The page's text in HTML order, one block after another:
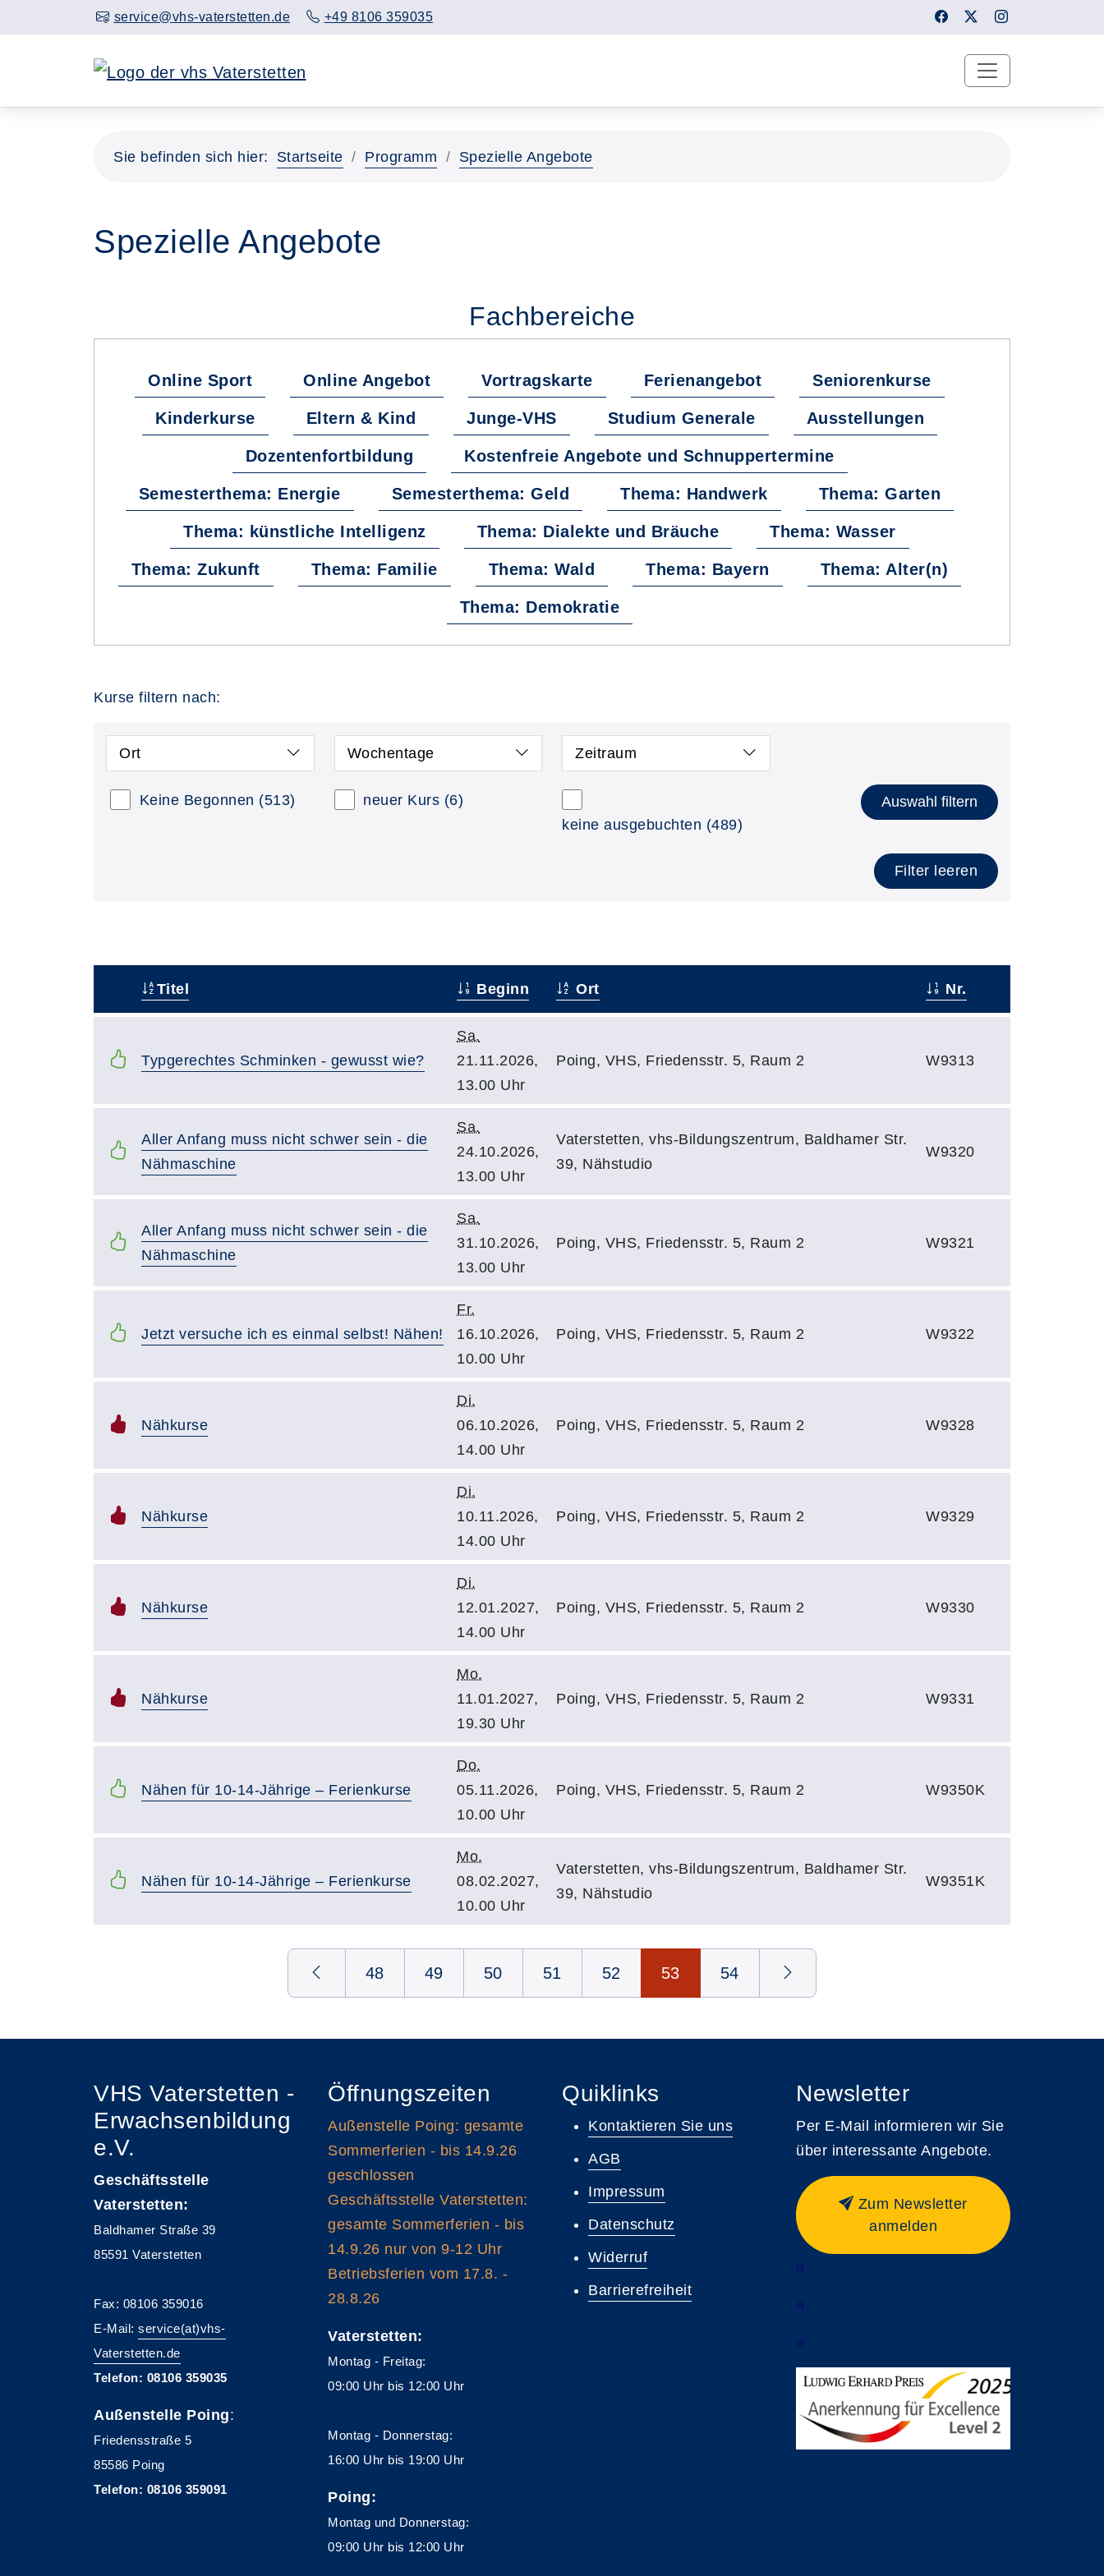
service@vhs-vaterstetten.de +49 8106 359035
Sie befinden sich hier: Startseite Programm Spezielle Angebote
Spezielle Angebote
Fachbereiche
Online Sport Online Angebot Vortragskarte Ferienangebot Seniorenkurse
Kinderkurse Eltern & Kind Junge-VHS Studium Generale Ausstellungen
Dozentenfortbildung Kostenfreie Angebote und Schnuppertermine
Semesterthema: Energie Semesterthema: Geld Thema: Handwerk Thema: Garten
Thema: künstliche Intelligenz Thema: Dialekte und Bräuche Thema: Wasser
Thema: Zukunft Thema: Familie Thema: Wald Thema: Bayern Thema: Alter(n)
Thema: Demokratie
Kurse filtern nach:
Ort Wochentage Zeitraum
Keine Begonnen (513) neuer Kurs (6)
keine ausgebuchten (489)
Auswahl filtern
Filter leeren
Titel Beginn Ort Nr.
Typgerechtes Schminken - gewusst wie?
Sa.
21.11.2026,
13.00 Uhr
Poing, VHS, Friedensstr. 5, Raum 2 W9313
Aller Anfang muss nicht schwer sein - die
Nähmaschine
Sa.
24.10.2026,
13.00 Uhr
Vaterstetten, vhs-Bildungszentrum, Baldhamer Str.
39, Nähstudio
W9320
Aller Anfang muss nicht schwer sein - die
Nähmaschine
Sa.
31.10.2026,
13.00 Uhr
Poing, VHS, Friedensstr. 5, Raum 2 W9321
Jetzt versuche ich es einmal selbst! Nähen!
Fr.
16.10.2026,
10.00 Uhr
Poing, VHS, Friedensstr. 5, Raum 2 W9322
Nähkurse
Di.
06.10.2026,
14.00 Uhr
Poing, VHS, Friedensstr. 5, Raum 2 W9328
Nähkurse
Di.
10.11.2026,
14.00 Uhr
Poing, VHS, Friedensstr. 5, Raum 2 W9329
Nähkurse
Di.
12.01.2027,
14.00 Uhr
Poing, VHS, Friedensstr. 5, Raum 2 W9330
Nähkurse
Mo.
11.01.2027,
19.30 Uhr
Poing, VHS, Friedensstr. 5, Raum 2 W9331
Nähen für 10-14-Jährige – Ferienkurse
Do.
05.11.2026,
10.00 Uhr
Poing, VHS, Friedensstr. 5, Raum 2 W9350K
Nähen für 10-14-Jährige – Ferienkurse
Mo.
08.02.2027,
10.00 Uhr
Vaterstetten, vhs-Bildungszentrum, Baldhamer Str.
39, Nähstudio
W9351K
48 49 50 51 52 53 54
VHS Vaterstetten -
Erwachsenbildung
e.V.
Geschäftsstelle
Vaterstetten:
Baldhamer Straße 39
85591 Vaterstetten
Fax: 08106 359016
E-Mail: service(at)vhs-
Vaterstetten.de
Telefon: 08106 359035
Außenstelle Poing:
Friedensstraße 5
85586 Poing
Telefon: 08106 359091
Öffnungszeiten
Außenstelle Poing: gesamte
Sommerferien - bis 14.9.26
geschlossen
Geschäftsstelle Vaterstetten:
gesamte Sommerferien - bis
14.9.26 nur von 9-12 Uhr
Betriebsferien vom 17.8. -
28.8.26
Vaterstetten:
Montag - Freitag:
09:00 Uhr bis 12:00 Uhr
Montag - Donnerstag:
16:00 Uhr bis 19:00 Uhr
Poing:
Montag und Donnerstag:
09:00 Uhr bis 12:00 Uhr
Quiklinks
Kontaktieren Sie uns
AGB
Impressum
Datenschutz
Widerruf
Barrierefreiheit
Newsletter
Per E-Mail informieren wir Sie
über interessante Angebote.
Zum Newsletter
anmelden
a
a
a